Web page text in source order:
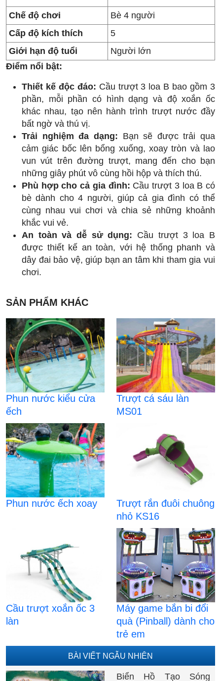
Chế độ chơi
Bè 4 người
Cấp độ kích thích
5
Giới hạn độ tuổi
Người lớn
Điểm nổi bật:
Thiết kế độc đáo: Cầu trượt 3 loa B bao gồm 3
phần, mỗi phần có hình dạng và độ xoắn ốc
khác nhau, tạo nên hành trình trượt nước đầy
bất ngờ và thú vị.
Trải nghiệm đa dạng: Bạn sẽ được trải qua
cảm giác bốc lên bổng xuống, xoay tròn và lao
vun vút trên đường trượt, mang đến cho bạn
những giây phút vô cùng hồi hộp và thích thú.
Phù hợp cho cả gia đình: Cầu trượt 3 loa B có
bè dành cho 4 người, giúp cả gia đình có thể
cùng nhau vui chơi và chia sẻ những khoảnh
khắc vui vẻ.
An toàn và dễ sử dụng: Cầu trượt 3 loa B
được thiết kế an toàn, với hệ thống phanh và
dây đai bảo vệ, giúp bạn an tâm khi tham gia vui
chơi.
SẢN PHẨM KHÁC
Phun nước kiểu cửa
ếch
Trượt cá sáu làn
MS01
Phun nước ếch xoay
Trượt rắn đuôi chuông
nhỏ KS16
Cầu trượt xoắn ốc 3
làn
Máy game bắn bi đổi
quà (Pinball) dành cho
trẻ em
BÀI VIẾT NGẪU NHIÊN
Biển Hồ Tạo Sóng